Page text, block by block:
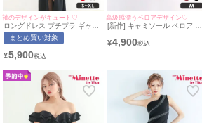
袖のデザインがキュート♡
ロングドレス プチプラ ギャル
タイト オフショル スリット セ
クシー ラウンジ キャミソール
バドレス (あおぽん着用/S~XL
ミネット
まとめ買い対象
¥5,900
高級感漂うベロアデザイン♡
[新作] キャミソール ベロア ビ
ングドレス (みのり着用/Mサイ
ズ対応) | myMinette/マイミネ
¥4,900